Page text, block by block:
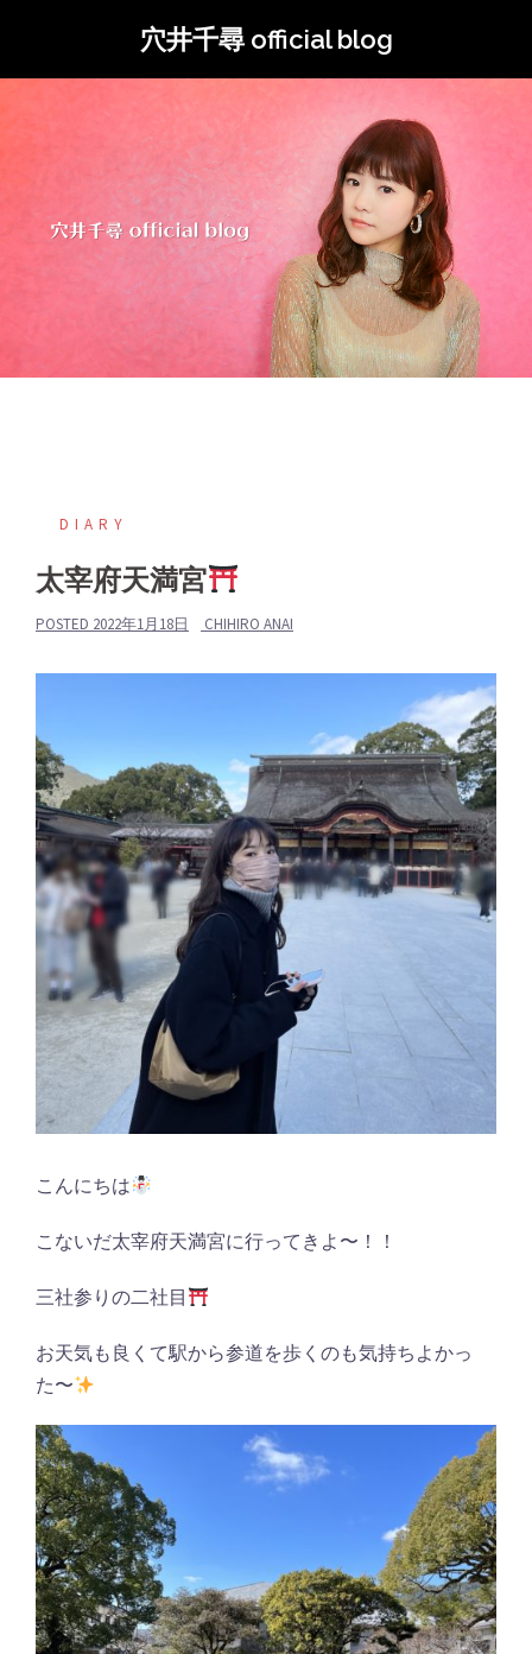
テ
穴井千尋 official blog
DIARY
太宰府天満宮
POSTED 2022年1月18日 CHIHIRO ANAI
こんにちは
こないだ太宰府天満宮に行ってきよ〜！！
三社参りの二社目
お天気も良くて駅から参道を歩くのも気持ちよかっ
た〜